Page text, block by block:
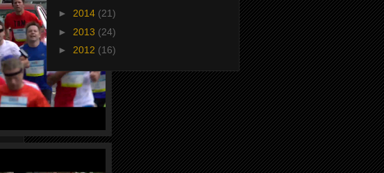
► 2014 (21)
► 2013 (24)
► 2012 (16)